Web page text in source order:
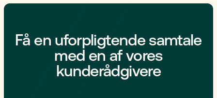
Få en uforpligtende samtale
med en af vores
kunderådgivere